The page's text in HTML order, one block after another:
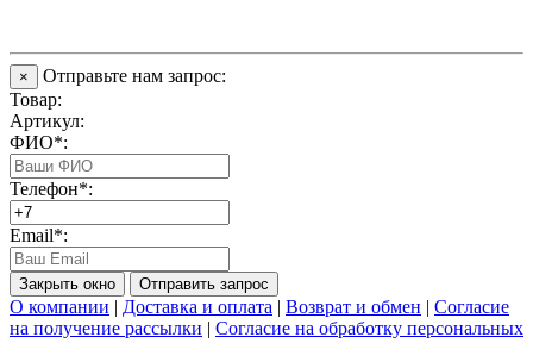
×
Отправьте нам запрос:
Товар:
Артикул:
ФИО*:
Телефон*:
Email*:
Закрыть окно Отправить запрос
О компании | Доставка и оплата | Возврат и обмен | Согласие
на получение рассылки | Согласие на обработку персональных